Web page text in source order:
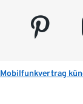
pinterest
Mobilfunkvertrag